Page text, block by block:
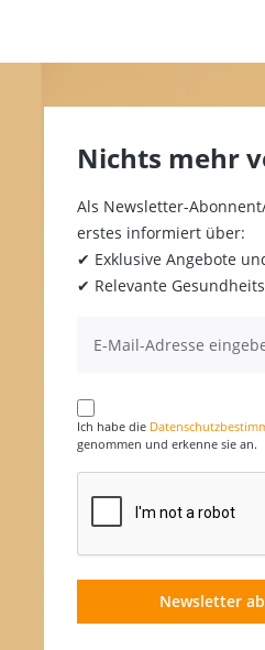
Nichts mehr
Als Newsletter-
erstes informiert über:
✔ Exklusive Angebote
✔ Relevante
Ich habe die
genommen und erkenne sie an.
Newsletter